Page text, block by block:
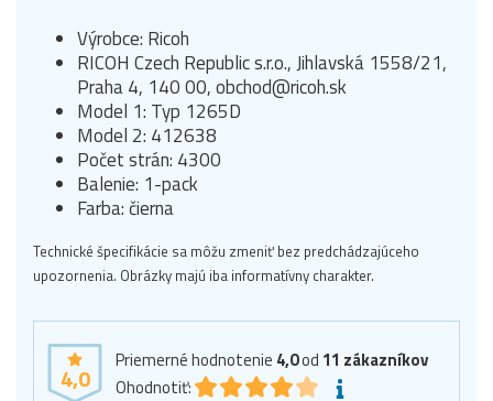
Výrobce: Ricoh
RICOH Czech Republic s.r.o., Jihlavská 1558/21,
Praha 4, 140 00, obchod@ricoh.sk
Model 1: Typ 1265D
Model 2: 412638
Počet strán: 4300
Balenie: 1-pack
Farba: čierna
Technické špecifikácie sa môžu zmeniť bez predchádzajúceho
upozornenia. Obrázky majú iba informatívny charakter.
4,0
Priemerné hodnotenie 4,0od 11 zákazníkov
Ohodnotiť: